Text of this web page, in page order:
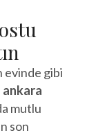
evinde gibi
ankara
mutlu
son